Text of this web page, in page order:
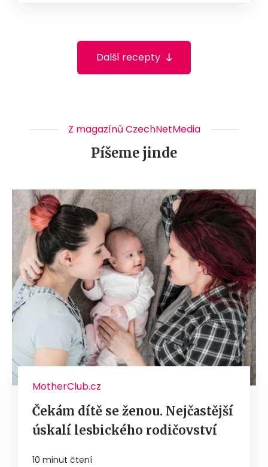
Další recepty
Z magazínů CzechNetMedia
Píšeme jinde
MotherClub.cz
Čekám dítě se ženou. Nejčastější
úskalí lesbického rodičovství
10 minut čtení